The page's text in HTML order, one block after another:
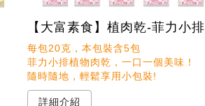
【大富素食】植肉乾-菲力小排
每包20克，本包裝含5包
菲力小排植物肉乾，一口一個美味！
隨時隨地，輕鬆享用小包裝!
詳細介紹